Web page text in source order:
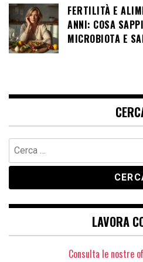
FERTILITÀ E
ANNI: COSA
MICROBIOTA E
Ricerca
per:
LAVORA
Consulta le nostre